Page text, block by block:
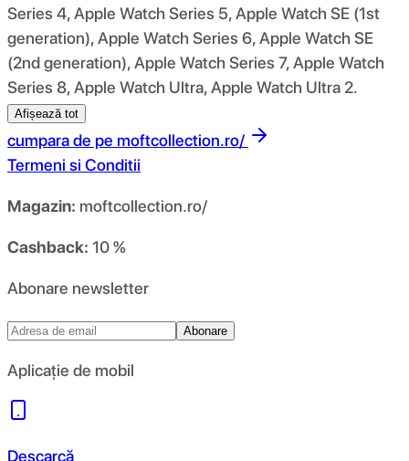
Series 4, Apple Watch Series 5, Apple Watch SE (1st
generation), Apple Watch Series 6, Apple Watch SE
(2nd generation), Apple Watch Series 7, Apple Watch
Series 8, Apple Watch Ultra, Apple Watch Ultra 2.
Afișează tot
cumpara de pe moftcollection.ro/
Termeni si Conditii
Magazin: moftcollection.ro/
Cashback: 10 %
Abonare newsletter
Abonare
Aplicație de mobil
Descarcă